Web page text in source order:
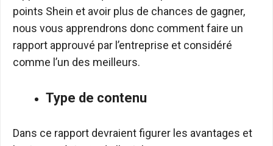
points Shein et avoir plus de chances de gagner,
nous vous apprendrons donc comment faire un
rapport approuvé par l’entreprise et considéré
comme l’un des meilleurs.
Type de contenu
Dans ce rapport devraient figurer les avantages et